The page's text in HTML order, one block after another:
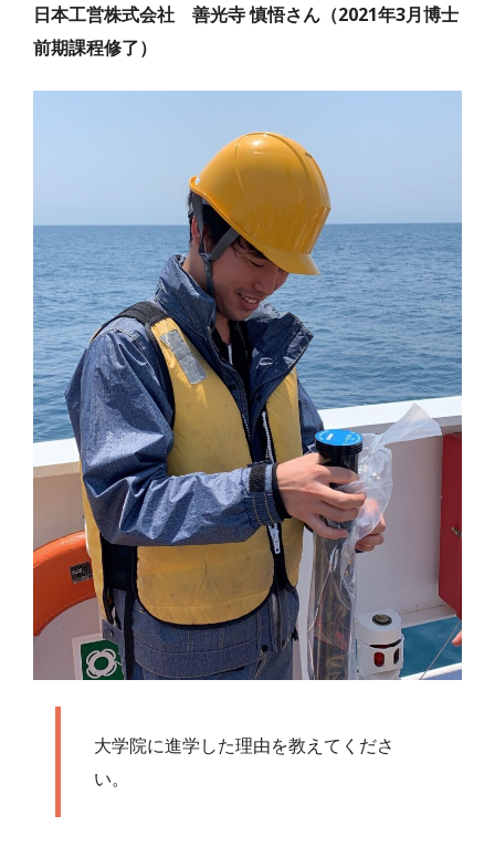
日本工営株式会社 善光寺 慎悟さん（2021年3月博士
前期課程修了）
大学院に進学した理由を教えてくださ
い。